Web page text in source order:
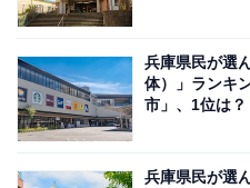
兵庫県民が選
体）」ランキ
市」、1位は？
兵庫県民が選